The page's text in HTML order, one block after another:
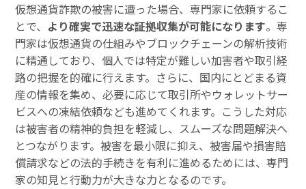
仮想通貨詐欺の被害に遭った場合、専門家に依頼するこ
とで、 より確実で迅速な証拠収集が可能になります。専
門家は仮想通貨の仕組みやブロックチェーンの解析技術
に精通しており、個人では特定が難しい加害者や取引経
路の把握を的確に行えます。さらに、国内にとどまる資
産の情報を集め、必要に応じて取引所やウォレットサー
ビスへの凍結依頼なども進めてくれます。こうした対応
は被害者の精神的負担を軽減し、スムーズな問題解決へ
とつながります。被害を最小限に抑え、被害届や損害賠
償請求などの法的手続きを有利に進めるためには、専門
家の知見と行動力が大きな力となるのです。